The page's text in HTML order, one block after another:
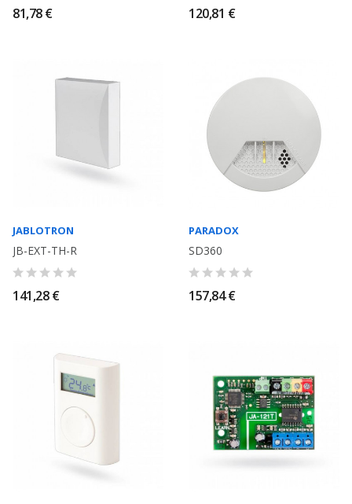
81,78 € 120,81 €
JABLOTRON
JB-EXT-TH-R
141,28 €
PARADOX
SD360
157,84 €